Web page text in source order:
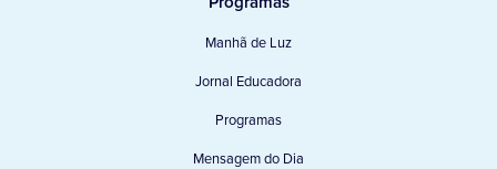
Manhã de Luz
Jornal Educadora
Programas
Mensagem do Dia